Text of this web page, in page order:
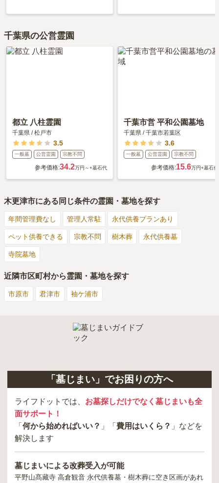
千葉県の公営霊園
都立 八柱霊園
千葉県 /松戸市
3.5
一般墓 公営霊園 宗教不問
参考価格:34.2万円～+墓石代
千葉市営 平和公園墓地
千葉県 /千葉市若葉区
3.6
一般墓 公営霊園 宗教不問
参考価格:15.6万円+墓石代
木更津市にある同じ条件の霊園・墓地を探す
年間管理費なし 管理人常駐 永代供養プランあり
ペット供養できる 宗教不問 樹木葬 永代供養墓
寺院墓地
近隣市区町村から霊園・墓地を探す
市原市 君津市 袖ケ浦市
「墓じまい」でお困りの方へ
ライフドットでは、 お墓探しだけでなく墓じまいも全
面サポート！
「 何から始めればいい？ 」「 費用はいくら？ 」などを
解決します
墓じまいによる改葬受入が可能
平野山髙藏寺 高倉観音 永代供養墓・樹木葬に空き区画があれ